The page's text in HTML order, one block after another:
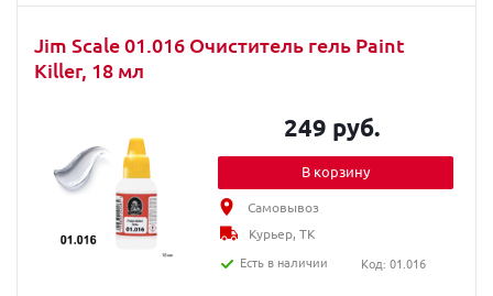
Jim Scale 01.016 Очиститель гель Paint
Killer, 18 мл
249 руб.
В корзину
Самовывоз
Курьер, ТК
Есть в наличии
Код: 01.016